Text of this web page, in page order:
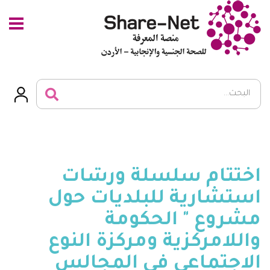
اختتام سلسلة ورشات
استشارية للبلديات حول
مشروع " الحكومة
واللامركزية ومركزة النوع
الاجتماعي في المجالس